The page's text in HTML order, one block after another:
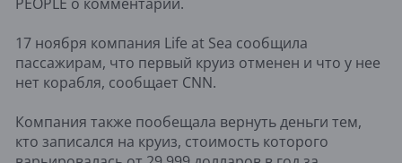
17 ноября компания Life at Sea сообщила
пассажирам, что первый круиз отменен и что у нее
нет корабля, сообщает CNN.
Компания также пообещала вернуть деньги тем,
кто записался на круиз, стоимость которого